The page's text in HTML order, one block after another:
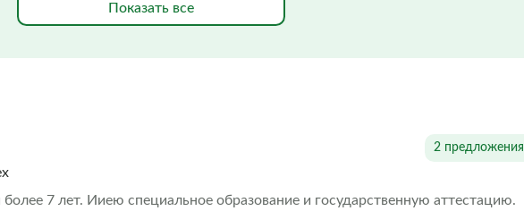
Показать все
2 предложения
7 лет. Ииею специальное образование и государственную аттестацию.